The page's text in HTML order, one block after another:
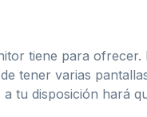
tiene para
tener varias
tu disposición hará